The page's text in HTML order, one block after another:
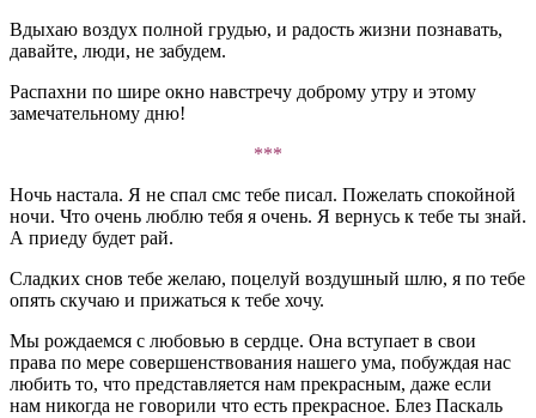
Вдыхаю воздух полной грудью, и радость жизни познавать,
давайте, люди, не забудем.
Распахни по шире окно навстречу доброму утру и этому
замечательному дню!
***
Ночь настала. Я не спал смс тебе писал. Пожелать спокойной
ночи. Что очень люблю тебя я очень. Я вернусь к тебе ты знай.
А приеду будет рай.
Сладких снов тебе желаю, поцелуй воздушный шлю, я по тебе
опять скучаю и прижаться к тебе хочу.
Мы рождаемся с любовью в сердце. Она вступает в свои
права по мере совершенствования нашего ума, побуждая нас
любить то, что представляется нам прекрасным, даже если
нам никогда не говорили что есть прекрасное. Блез Паскаль